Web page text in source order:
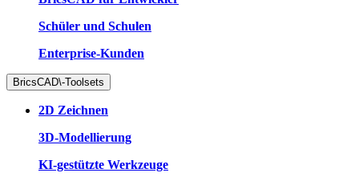
Schüler und Schulen
Enterprise-Kunden
BricsCAD\-Toolsets
2D Zeichnen
3D-Modellierung
KI-gestützte Werkzeuge